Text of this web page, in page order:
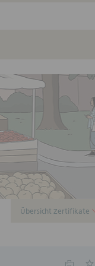
aktuellen Zertifikate zum
für Ihr
Übersicht Zertifikate